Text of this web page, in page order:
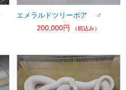
エメラルドツリーボア ♂
200,000円
（税込み）